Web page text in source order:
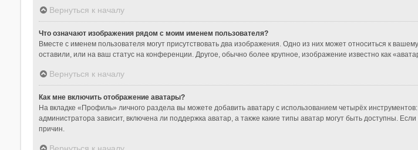
Вернуться к началу
Что означают изображения рядом с моим именем пользователя?
Вместе с именем пользователя могут присутствовать два изображения. Одно из них может относиться к
оставили, или на ваш статус на конференции. Другое, обычно более крупное, изображение известно как
Вернуться к началу
Как мне включить отображение аватары?
На вкладке «Профиль» личного раздела вы можете добавить аватару с использованием четырёх
администратора зависит, включена ли поддержка аватар, а также какие типы аватар могут быть доступны.
причин.
Вернуться к началу